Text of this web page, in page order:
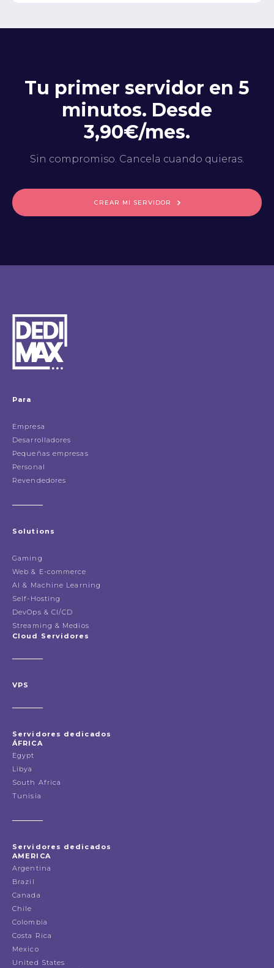
Tu primer servidor en 5
minutos. Desde
3,90€/mes.
Sin compromiso. Cancela cuando quieras.
CREAR MI SERVIDOR
Para
Empresa
Desarrolladores
Pequeñas empresas
Personal
Revendedores
Solutions
Gaming
Web & E-commerce
AI & Machine Learning
Self-Hosting
DevOps & CI/CD
Streaming & Medios
Cloud Servidores
VPS
Servidores dedicados
ÁFRICA
Egypt
Libya
South Africa
Tunisia
Servidores dedicados
AMERICA
Argentina
Brazil
Canada
Chile
Colombia
Costa Rica
Mexico
United States